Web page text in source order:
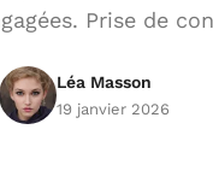
Prise de
Léa Masson
19 janvier 2026